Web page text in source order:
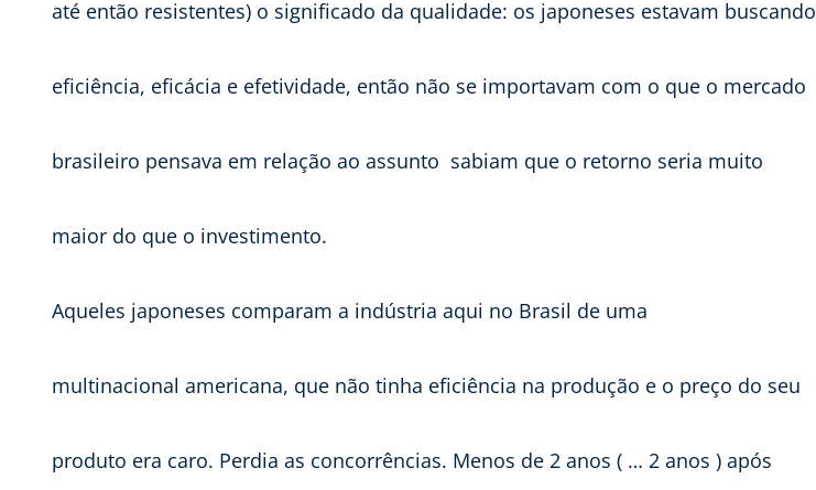
até então resistentes) o significado da qualidade: os japoneses estavam buscando
eficiência, eficácia e efetividade, então não se importavam com o que o mercado
brasileiro pensava em relação ao assunto  sabiam que o retorno seria muito
maior do que o investimento.
Aqueles japoneses comparam a indústria aqui no Brasil de uma
multinacional americana, que não tinha eficiência na produção e o preço do seu
produto era caro. Perdia as concorrências. Menos de 2 anos ( … 2 anos ) após